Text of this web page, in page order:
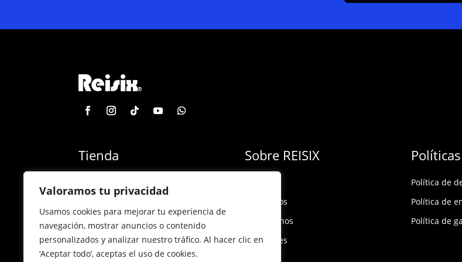
Valoramos tu privacidad
Usamos cookies para mejorar tu experiencia de
navegación, mostrar anuncios o contenido
personalizados y analizar nuestro tráfico. Al hacer clic en
‘Aceptar todo’, aceptas el uso de cookies.
Tienda
¡Las mejores ofertas!
Back to school
Sobre REISIX
Conócenos
Contáctanos
Sucursales
Políticas
Política de
Política de
Política de